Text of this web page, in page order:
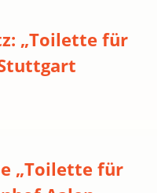
„Toilette für
„Toilette für